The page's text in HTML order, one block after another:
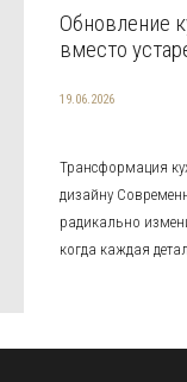
Обновление
вместо
19.06.2026
Трансформация
дизайну
радикально
когда каждая